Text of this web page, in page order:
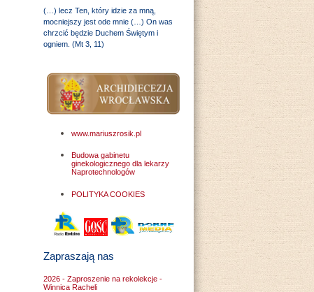
(…) lecz Ten, który idzie za mną,
mocniejszy jest ode mnie (…) On was
chrzcić będzie Duchem Świętym i
ogniem. (Mt 3, 11)
www.mariuszrosik.pl
Budowa gabinetu
ginekologicznego dla lekarzy
Naprotechnologów
POLITYKA COOKIES
Zapraszają nas
2026 - Zaproszenie na rekolekcje -
Winnica Racheli